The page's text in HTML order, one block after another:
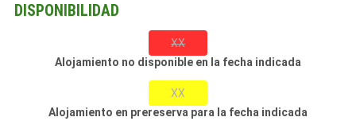
DISPONIBILIDAD
XX
Alojamiento no disponible en la fecha indicada
XX
Alojamiento en prereserva para la fecha indicada